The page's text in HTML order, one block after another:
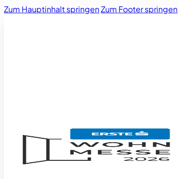
Zum Hauptinhalt springenZum Footer springen